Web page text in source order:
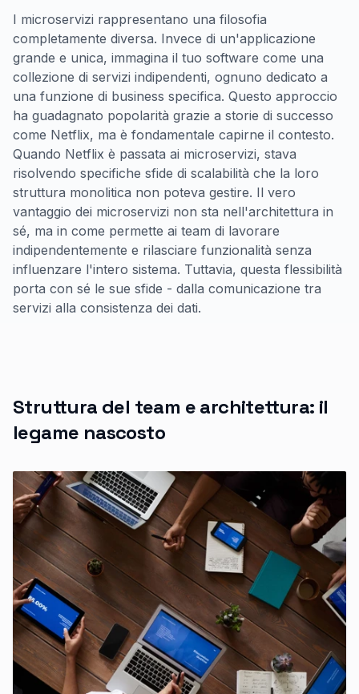
I microservizi rappresentano una filosofia
completamente diversa. Invece di un'applicazione
grande e unica, immagina il tuo software come una
collezione di servizi indipendenti, ognuno dedicato a
una funzione di business specifica. Questo approccio
ha guadagnato popolarità grazie a storie di successo
come Netflix, ma è fondamentale capirne il contesto.
Quando Netflix è passata ai microservizi, stava
risolvendo specifiche sfide di scalabilità che la loro
struttura monolitica non poteva gestire. Il vero
vantaggio dei microservizi non sta nell'architettura in
sé, ma in come permette ai team di lavorare
indipendentemente e rilasciare funzionalità senza
influenzare l'intero sistema. Tuttavia, questa flessibilità
porta con sé le sue sfide - dalla comunicazione tra
servizi alla consistenza dei dati.
Struttura del team e architettura: il
legame nascosto